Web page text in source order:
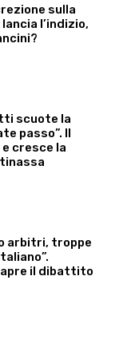
sulla
l’indizio,
scuote la
passo”. Il
cresce la
arbitri, troppe
il dibattito